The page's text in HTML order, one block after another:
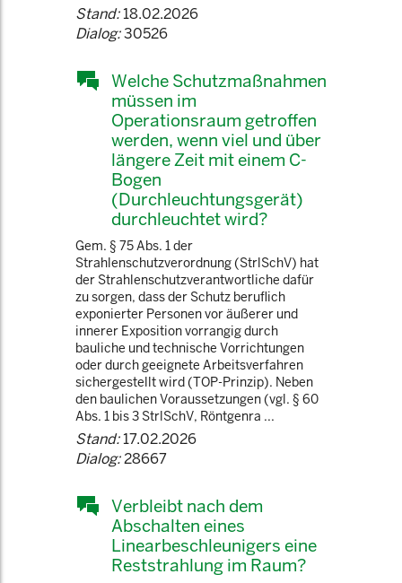
Stand:18.02.2026
Dialog:30526
Welche Schutzmaßnahmen
müssen im
Operationsraum getroffen
werden, wenn viel und über
längere Zeit mit einem C-
Bogen
(Durchleuchtungsgerät)
durchleuchtet wird?
Gem. § 75 Abs. 1 der
Strahlenschutzverordnung (StrlSchV) hat
der Strahlenschutzverantwortliche dafür
zu sorgen, dass der Schutz beruflich
exponierter Personen vor äußerer und
innerer Exposition vorrangig durch
bauliche und technische Vorrichtungen
oder durch geeignete Arbeitsverfahren
sichergestellt wird (TOP-Prinzip). Neben
den baulichen Voraussetzungen (vgl. § 60
Abs. 1 bis 3 StrlSchV, Röntgenra ...
Stand:17.02.2026
Dialog:28667
Verbleibt nach dem
Abschalten eines
Linearbeschleunigers eine
Reststrahlung im Raum?